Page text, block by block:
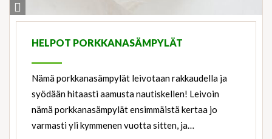
View
Ingredients
HELPOT PORKKANASÄMPYLÄT
Nämä porkkanasämpylät leivotaan rakkaudella ja
syödään hitaasti aamusta nautiskellen! Leivoin
nämä porkkanasämpylät ensimmäistä kertaa jo
varmasti yli kymmenen vuotta sitten, ja…